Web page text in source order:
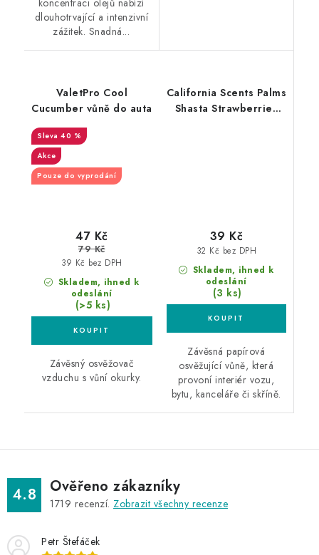
dlouhotrvající a intenzivní
zážitek. Snadná...
ValetPro Cool
Cucumber vůně do auta
40 %
Akce
Pouze do vyprodání
Skladem, ihned k
odeslání
(>5 ks)
39 Kč bez DPH
47 Kč
79 Kč
Závěsný osvěžovač
vzduchu s vůní okurky.
California Scents Palms
Shasta Strawberries
Skladem, ihned k
odeslání
(3 ks)
32 Kč bez DPH
39 Kč
Závěsná papírová
osvěžující vůně, která
provoní interiér vozu,
bytu, kanceláře či skříně.
4.8 Ověřeno zákazníky
1719 recenzí. Zobrazit všechny recenze
Petr Štefáček